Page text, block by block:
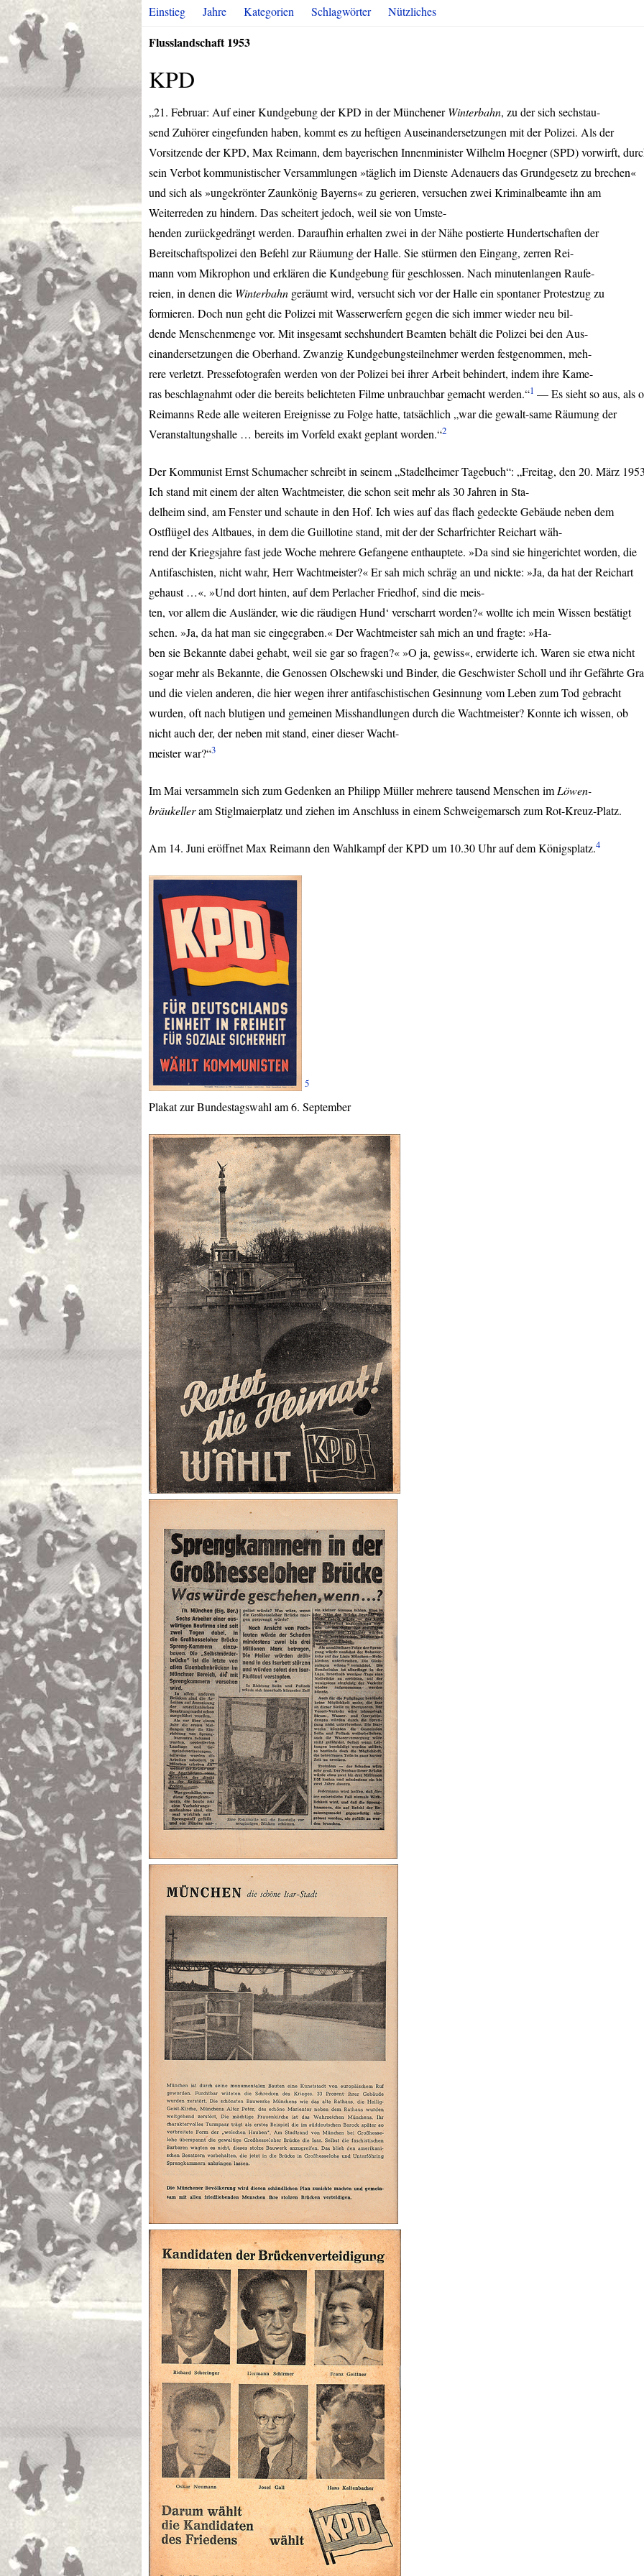
Einstieg Jahre Kategorien Schlagwörter Nützliches
Flusslandschaft 1953
KPD
„21. Februar: Auf einer Kundgebung derKPD in der MünchenerWinterbahn, zu der sich sechstau-
send Zuhörer eingefunden haben, kommt es zu heftigen Auseinandersetzungen mit der Polizei. Als der
Vorsitzende derKPD, Max Reimann, dem bayerischen Innenminister Wilhelm Hoegner (SPD) vorwirft,
sein Verbot kommunistischer Versammlungen »täglich im Dienste Adenauers das Grundgesetz zu brechen«
und sich als »ungekrönter Zaunkönig Bayerns« zu gerieren, versuchen zwei Kriminalbeamte ihn am
Weiterreden zu hindern. Das scheitert jedoch, weil sie von Umste-
henden zurückgedrängt werden. Daraufhin erhalten zwei in der Nähe postierte Hundertschaften der
Bereitschaftspolizei den Befehl zur Räumung der Halle. Sie stürmen den Eingang, zerren Rei-
mann vom Mikrophon und erklären die Kundgebung für geschlossen. Nach minutenlangen Raufe-
reien, in denen die Winterbahn geräumt wird, versucht sich vor der Halle ein spontaner Protestzug zu
formieren. Doch nun geht die Polizei mit Wasserwerfern gegen die sich immer wieder neu bil-
dende Menschenmenge vor. Mit insgesamt sechshundert Beamten behält die Polizei bei den Aus-
einandersetzungen die Oberhand. Zwanzig Kundgebungsteilnehmer werden festgenommen, meh-
rere verletzt. Pressefotografen werden von der Polizei bei ihrer Arbeit behindert, indem ihre Kame-
ras beschlagnahmt oder die bereits belichteten Filme unbrauchbar gemacht werden.“1 — Es sieht so aus, als
Reimanns Rede alle weiteren Ereignisse zu Folge hatte, tatsächlich „war die gewalt-same Räumung der
Veranstaltungshalle … bereits im Vorfeld exakt geplant worden.“2
Der Kommunist Ernst Schumacher schreibt in seinem „Stadelheimer Tagebuch“: „Freitag, den 20. März
Ich stand mit einem der alten Wachtmeister, die schon seit mehr als 30 Jahren in Sta-
delheim sind, am Fenster und schaute in den Hof. Ich wies auf das flach gedeckte Gebäude neben dem
Ostflügel des Altbaues, in dem die Guillotine stand, mit der der Scharfrichter Reichart wäh-
rend der Kriegsjahre fast jede Woche mehrere Gefangene enthauptete. »Da sind sie hingerichtet worden, die
Antifaschisten, nicht wahr, Herr Wachtmeister?« Er sah mich schräg an und nickte: »Ja, da hat der Reichart
gehaust …«. »Und dort hinten, auf dem Perlacher Friedhof, sind die meis-
ten, vor allem die Ausländer, wie die räudigen Hund‘ verscharrt worden?« wollte ich mein Wissen bestätigt
sehen. »Ja, da hat man sie eingegraben.« Der Wachtmeister sah mich an und fragte: »Ha-
ben sie Bekannte dabei gehabt, weil sie gar so fragen?« »O ja, gewiss«, erwiderte ich. Waren sie etwa nicht
sogar mehr als Bekannte, die Genossen Olschewski und Binder, die Geschwister Scholl und ihr Gefährte
und die vielen anderen, die hier wegen ihrer antifaschistischen Gesinnung vom Leben zum Tod gebracht
wurden, oft nach blutigen und gemeinen Misshandlungen durch die Wachtmeister? Konnte ich wissen, ob
nicht auch der, der neben mit stand, einer dieser Wacht-
meister war?“3
Im Mai versammeln sich zum Gedenken an Philipp Müller mehrere tausend Menschen im Löwen-
bräukelleram Stiglmaierplatz und ziehen im Anschluss in einem Schweigemarsch zum Rot-Kreuz-Platz.
Am 14. Juni eröffnet Max Reimann den Wahlkampf derKPD um 10.30 Uhr auf dem Königsplatz.4
5
Plakat zur Bundestagswahl am 6. September